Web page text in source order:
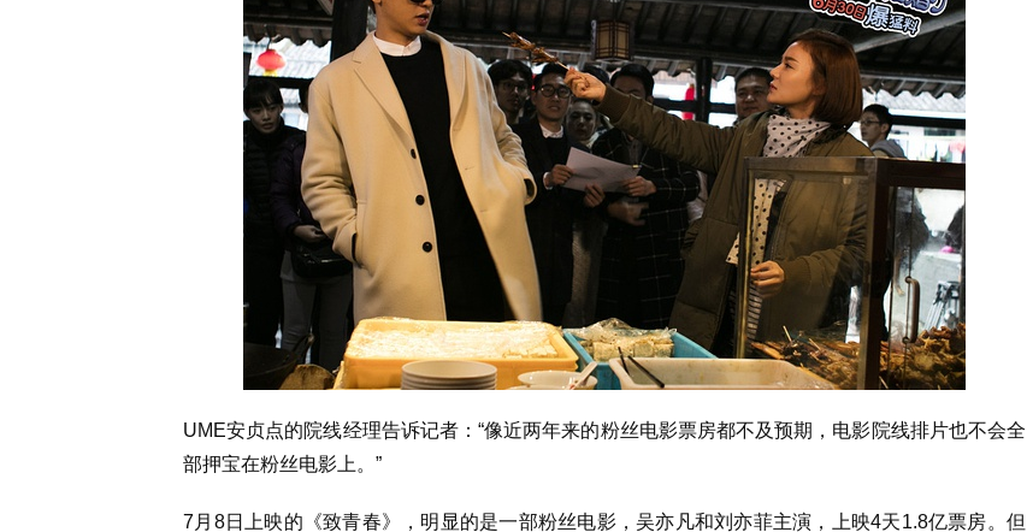
UME安贞点的院线经理告诉记者：“像近两年来的粉丝电影票房都不及预期，电影院线排片也不会全
部押宝在粉丝电影上。”
7月8日上映的《致青春》，明显的是一部粉丝电影，吴亦凡和刘亦菲主演，上映4天1.8亿票房。但